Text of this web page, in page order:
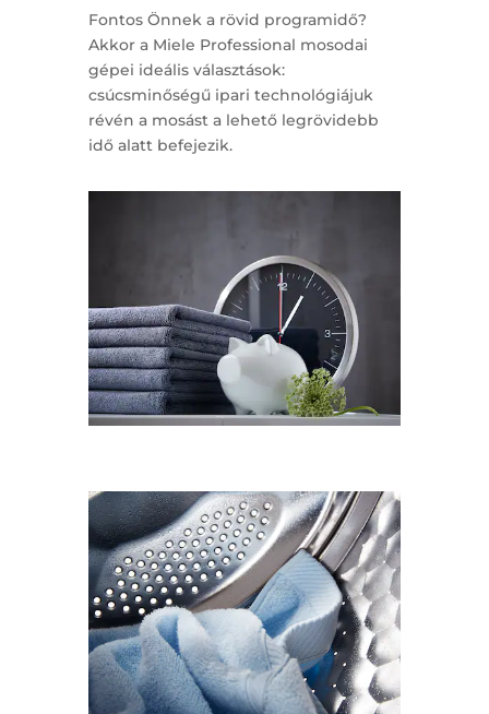
Fontos Önnek a rövid programidő?
Akkor a Miele Professional mosodai
gépei ideális választások:
csúcsminőségű ipari technológiájuk
révén a mosást a lehető legrövidebb
idő alatt befejezik.